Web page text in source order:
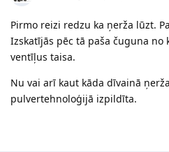
Pirmo reizi redzu ka ņerža lūzt.
Izskatījās pēc tā paša čuguna no
ventīļus taisa.
Nu vai arī kaut kāda dīvainā
pulvertehnoloģijā izpildīta.